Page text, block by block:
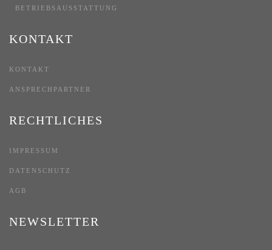
BETRIEBSAUSSTATTUNG
KONTAKT
KONTAKT
ANSPRECHPARTNER
RECHTLICHES
IMPRESSUM
DATENSCHUTZ
AGB
NEWSLETTER